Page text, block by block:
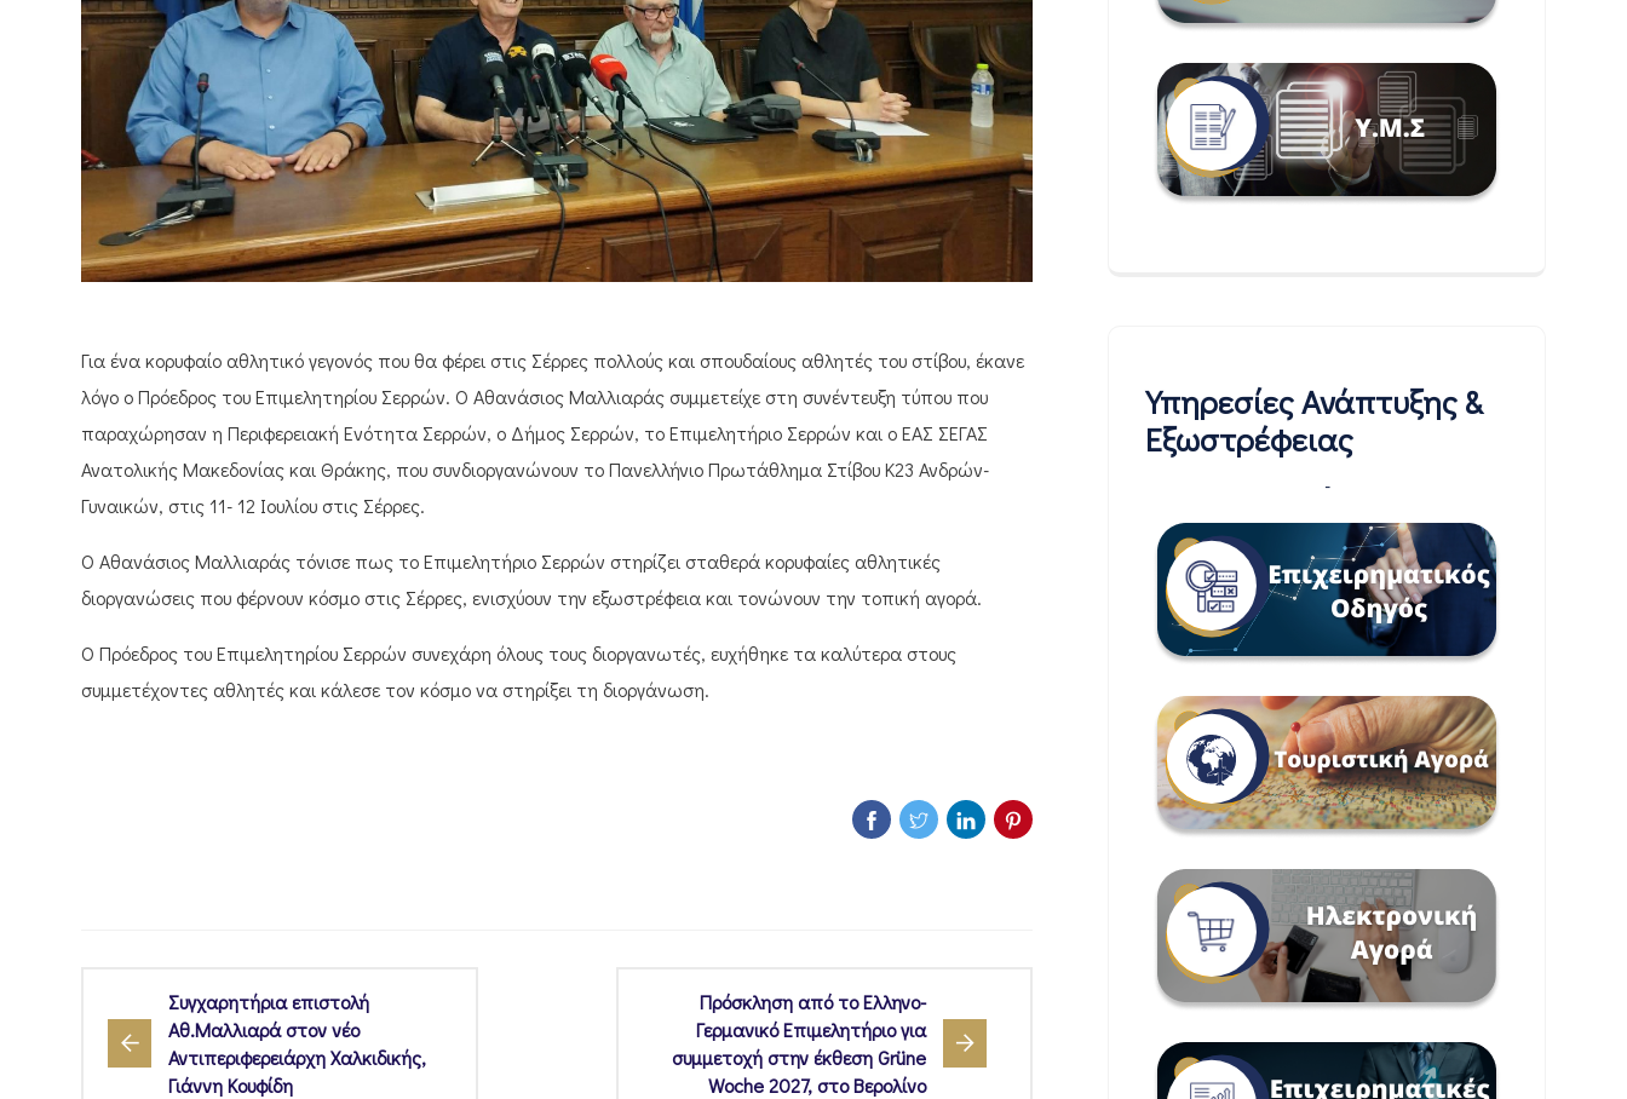
Για ένα κορυφαίο αθλητικό γεγονός που θα φέρει στις Σέρρες πολλούς και σπουδαίους αθλητές του στίβου, έκανε
λόγο ο Πρόεδρος του Επιμελητηρίου Σερρών. Ο Αθανάσιος Μαλλιαράς συμμετείχε στη συνέντευξη τύπου που
παραχώρησαν η Περιφερειακή Ενότητα Σερρών, ο Δήμος Σερρών, το Επιμελητήριο Σερρών και ο ΕΑΣ ΣΕΓΑΣ
Ανατολικής Μακεδονίας και Θράκης, που συνδιοργανώνουν το Πανελλήνιο Πρωτάθλημα Στίβου Κ23 Ανδρών-
Γυναικών, στις 11- 12 Ιουλίου στις Σέρρες.
Ο Αθανάσιος Μαλλιαράς τόνισε πως το Επιμελητήριο Σερρών στηρίζει σταθερά κορυφαίες αθλητικές
διοργανώσεις που φέρνουν κόσμο στις Σέρρες, ενισχύουν την εξωστρέφεια και τονώνουν την τοπική αγορά.
Ο Πρόεδρος του Επιμελητηρίου Σερρών συνεχάρη όλους τους διοργανωτές, ευχήθηκε τα καλύτερα στους
συμμετέχοντες αθλητές και κάλεσε τον κόσμο να στηρίξει τη διοργάνωση.
Συγχαρητήρια επιστολή
Αθ.Μαλλιαρά στον νέο
Αντιπεριφερειάρχη Χαλκιδικής,
Γιάννη Κουφίδη
Πρόσκληση από το Ελληνο-
Γερμανικό Επιμελητήριο για
συμμετοχή στην έκθεση Grüne
Woche 2027, στο Βερολίνο
Υπηρεσίες Ανάπτυξης &
Εξωστρέφειας
-